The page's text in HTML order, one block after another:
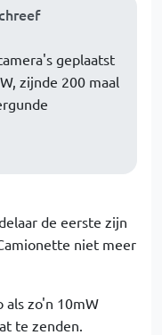
geplaatst
zijnde 200 maal
de eerste zijn
niet meer
als zo'n 10mW
te zenden.